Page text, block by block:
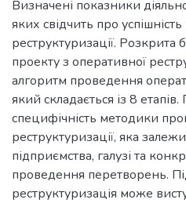
Визначені показники
яких свідчить про
реструктуризації. Розкрита
проекту з оперативної
алгоритм проведення
який складається із 8
специфічність методики
реструктуризації, яка
підприємства, галузі та
проведення перетворень.
реструктуризація може